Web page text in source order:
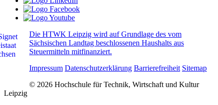
Die HTWK Leipzig wird auf Grundlage des vom
Sächsischen Landtag beschlossenen Haushalts aus
Steuermitteln mitfinanziert.
Impressum Datenschutzerklärung Barrierefreiheit Sitemap
© 2026 Hochschule für Technik, Wirtschaft und Kultur
Leipzig